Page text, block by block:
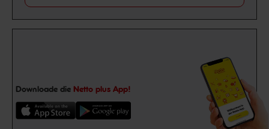
Downloade die Netto plus App!